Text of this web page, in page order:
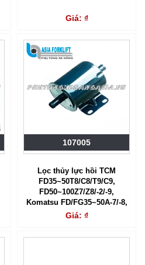
Giá: ₫
107005
Lọc thủy lực hồi TCM
FD35~50T8/C8/T9/C9,
FD50~100Z7/Z8/-2/-9,
Komatsu FD/FG35~50A-7/-8,
FD/FG50~80-7/-8/-10
Giá: ₫